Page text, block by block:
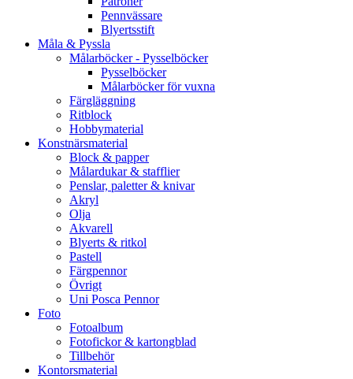
Pennvässare
Blyertsstift
Måla & Pyssla
Målarböcker - Pysselböcker
Pysselböcker
Målarböcker för vuxna
Färgläggning
Ritblock
Hobbymaterial
Konstnärsmaterial
Block & papper
Målardukar & stafflier
Penslar, paletter & knivar
Akryl
Olja
Akvarell
Blyerts & ritkol
Pastell
Färgpennor
Övrigt
Uni Posca Pennor
Foto
Fotoalbum
Fotofickor & kartongblad
Tillbehör
Kontorsmaterial